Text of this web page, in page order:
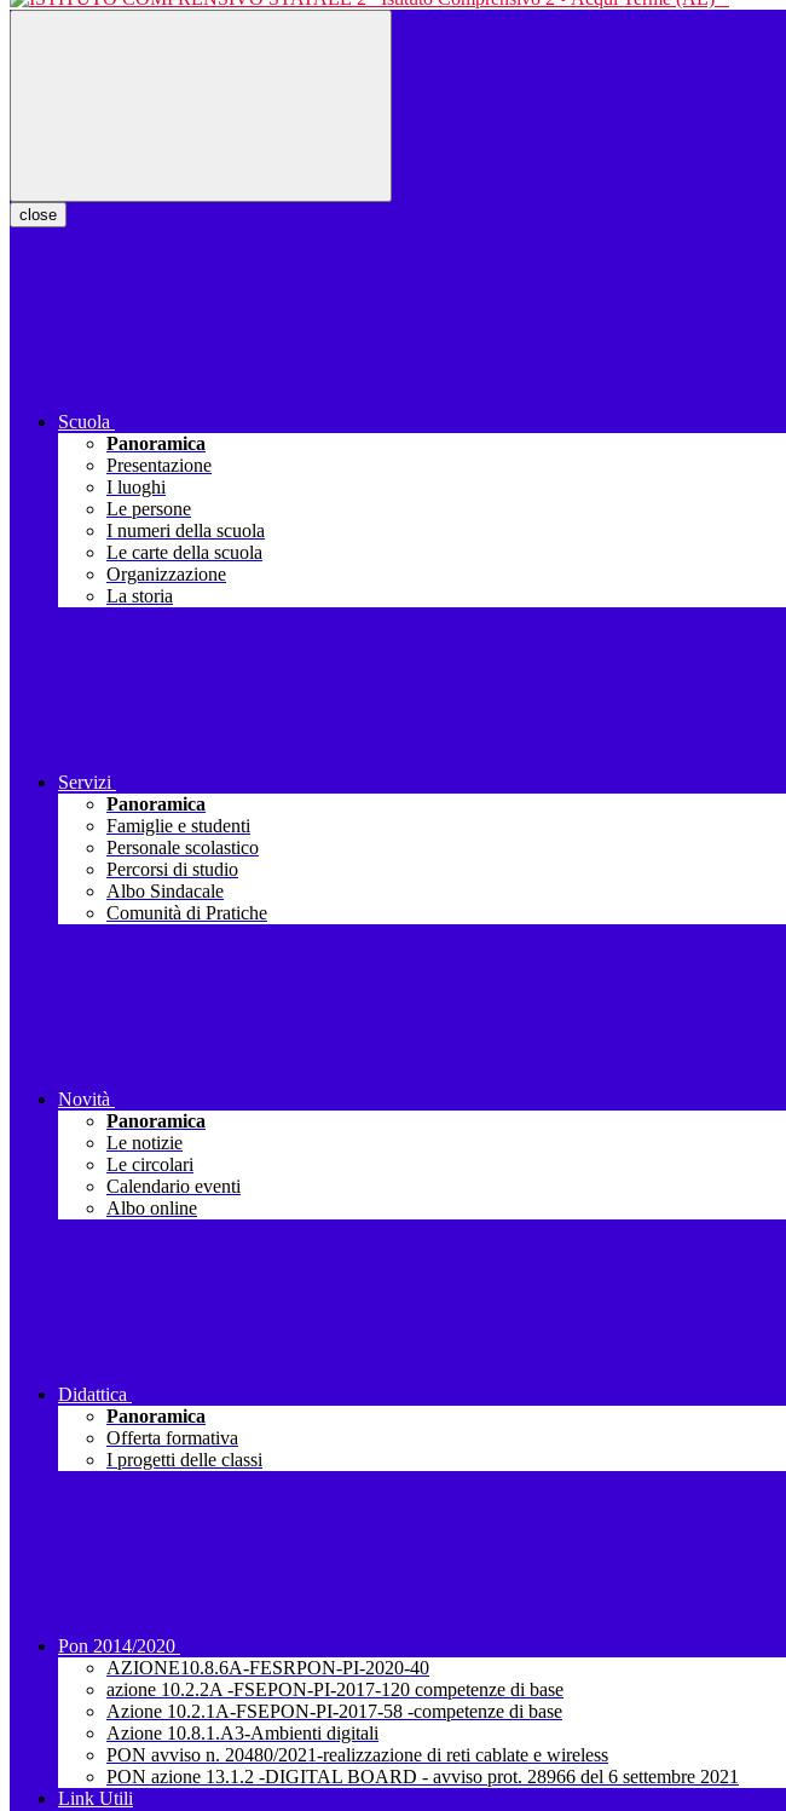
close
Scuola
Panoramica
Presentazione
I luoghi
Le persone
I numeri della scuola
Le carte della scuola
Organizzazione
La storia
Servizi
Panoramica
Famiglie e studenti
Personale scolastico
Percorsi di studio
Albo Sindacale
Comunità di Pratiche
Novità
Panoramica
Le notizie
Le circolari
Calendario eventi
Albo online
Didattica
Panoramica
Offerta formativa
I progetti delle classi
Pon 2014/2020
AZIONE10.8.6A-FESRPON-PI-2020-40
azione 10.2.2A -FSEPON-PI-2017-120 competenze di base
Azione 10.2.1A-FSEPON-PI-2017-58 -competenze di base
Azione 10.8.1.A3-Ambienti digitali
PON avviso n. 20480/2021-realizzazione di reti cablate e wireless
PON azione 13.1.2 -DIGITAL BOARD - avviso prot. 28966 del 6 settembre 2021
Link Utili